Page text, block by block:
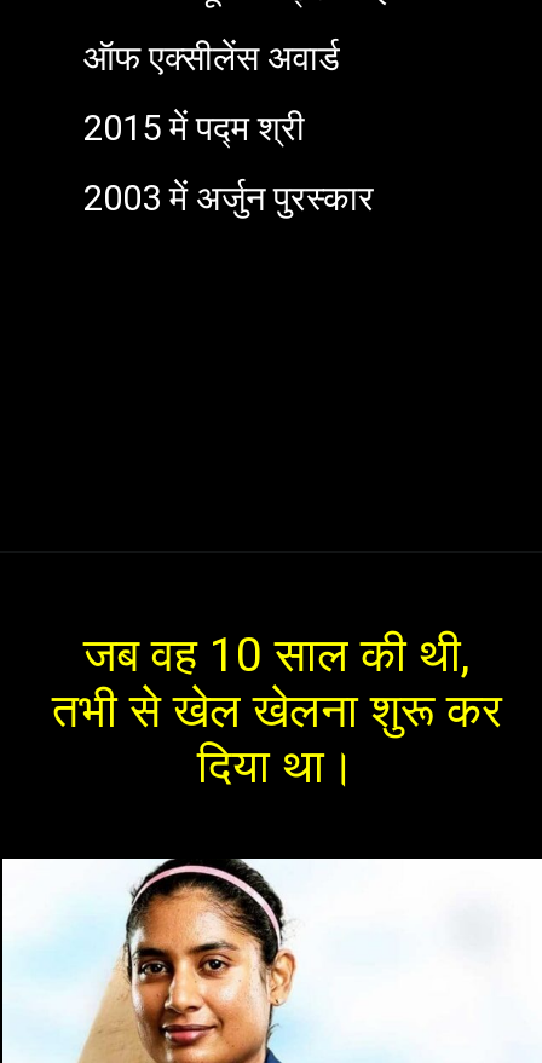
ऑफ एक्सीलेंस अवार्ड
2015 में पद्म श्री
2003 में अर्जुन पुरस्कार
जब वह 10 साल की थी,
तभी से खेल खेलना शुरू कर
दिया था।